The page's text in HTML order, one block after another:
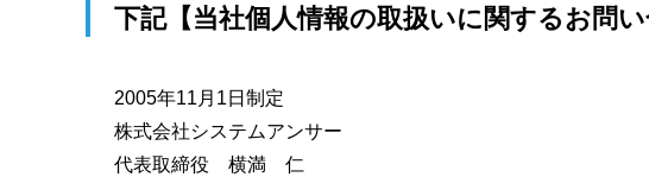
下記【当社個人情報の取扱いに関するお問
2005年11月1日制定
株式会社システムアンサー
代表取締役 横満 仁